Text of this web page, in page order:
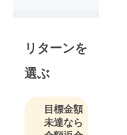
す まだま
だ挑戦する
シニアです
リターンを
選ぶ
目標金額
未達なら